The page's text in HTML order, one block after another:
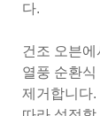
다.
건조 오븐에
열풍 순환
제거합니다.